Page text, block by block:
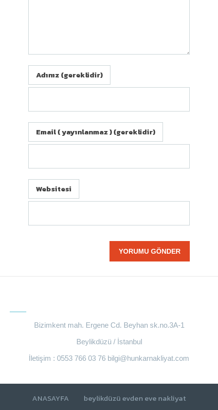
Adınız (gereklidir)
Email ( yayınlanmaz ) (gereklidir)
Websitesi
Bizimkent mah. Ergene Cd. Beyhan sk.no.3A-1
Beylikdüzü / İstanbul
İletişim : 0553 766 03 76 bilgi@hunkarnakliyat.com
ANASAYFA
beylikdüzü evden eve nakliyat